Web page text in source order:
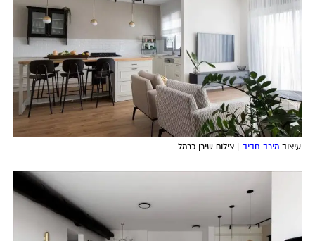
עיצובמירב חביב | צילום שירן כרמל